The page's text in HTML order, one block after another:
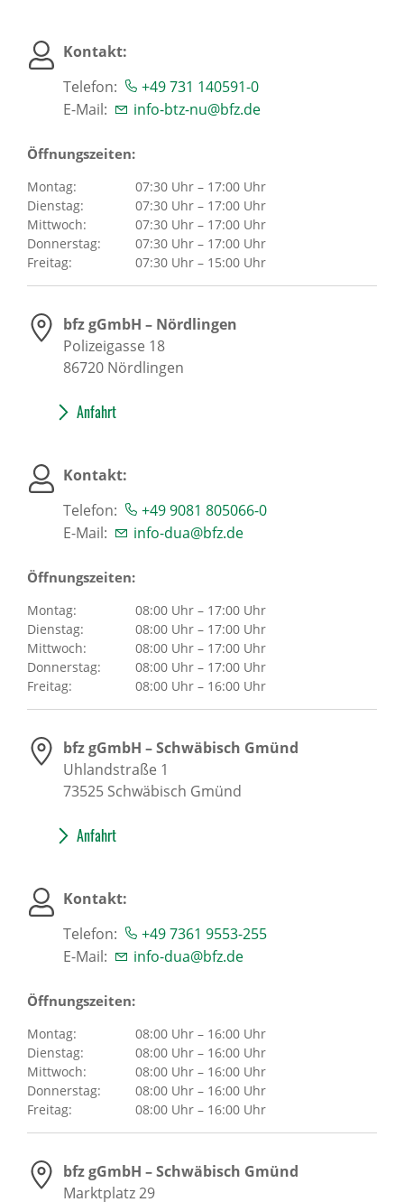
Öffnungszeiten:
Montag:
07:30 Uhr – 17:00 Uhr
Dienstag:
07:30 Uhr – 17:00 Uhr
Mittwoch:
07:30 Uhr – 17:00 Uhr
Donnerstag:
07:30 Uhr – 17:00 Uhr
Freitag:
07:30 Uhr – 15:00 Uhr
Kontakt:
Telefon:
+49 731 140591-0
E-Mail:
info-btz-nu@bfz.de
bfz gGmbH – Nördlingen
Polizeigasse 18
86720 Nördlingen
Anfahrt
Öffnungszeiten:
Montag:
08:00 Uhr – 17:00 Uhr
Dienstag:
08:00 Uhr – 17:00 Uhr
Mittwoch:
08:00 Uhr – 17:00 Uhr
Donnerstag:
08:00 Uhr – 17:00 Uhr
Freitag:
08:00 Uhr – 16:00 Uhr
Kontakt:
Telefon:
+49 9081 805066-0
E-Mail:
info-dua@bfz.de
bfz gGmbH – Schwäbisch Gmünd
Uhlandstraße 1
73525 Schwäbisch Gmünd
Anfahrt
Öffnungszeiten:
Montag:
08:00 Uhr – 16:00 Uhr
Dienstag:
08:00 Uhr – 16:00 Uhr
Mittwoch:
08:00 Uhr – 16:00 Uhr
Donnerstag:
08:00 Uhr – 16:00 Uhr
Freitag:
08:00 Uhr – 16:00 Uhr
Kontakt:
Telefon:
+49 7361 9553-255
E-Mail:
info-dua@bfz.de
bfz gGmbH – Schwäbisch Gmünd
Marktplatz 29